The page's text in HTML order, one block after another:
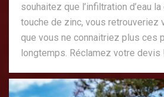
souhaitez que l’infiltration d’eau
touche de zinc, vous retrouveriez
que vous ne connaitriez plus ces
longtemps. Réclamez votre devis !